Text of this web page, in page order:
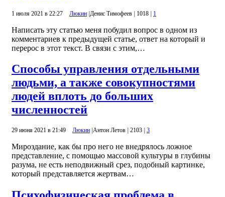
1 июля 2021 в 22:27 Люкин |Денис Тимофеев | 1018 | 1
Написать эту статью меня побудил вопрос в одном из
комментариев к предыдущей статье, ответ на который и
перерос в этот текст. В связи с этим,…
Способы управления отдельными
людьми, а также совокупностями
людей вплоть до больших
численностей
29 июня 2021 в 21:49 Люкин Антон Летов 2103 3
Мироздание, как бы про него не внедрялось ложное
представление, с помощью массовой культуры в глубины
разума, не есть неподвижный срез, подобный картинке,
который представляется жертвам…